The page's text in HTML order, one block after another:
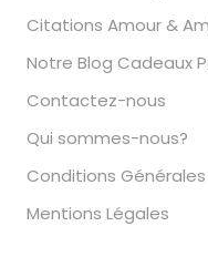
Citations Amour &
Notre Blog Cadeaux
Contactez-nous
Qui sommes-nous?
Conditions
Mentions Légales